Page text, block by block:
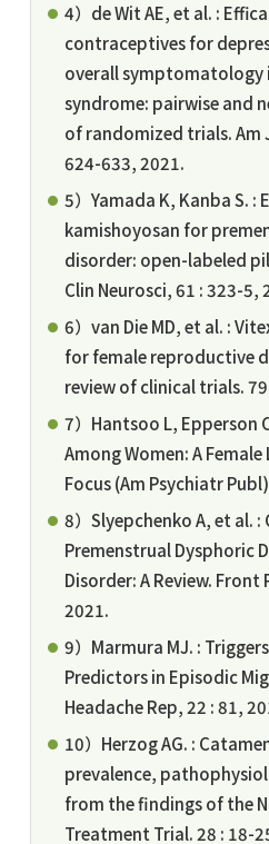
4）de Wit AE, et al. :
contraceptives for
overall symptomatology
syndrome: pairwise and
of randomized trials. Am
624-633, 2021.
5）Yamada K, Kanba S. :
kamishoyosan for
disorder: open-labeled
Clin Neurosci, 61 : 323-5,
6）van Die MD, et al. :
for female reproductive
review of clinical trials.
7）Hantsoo L, Epperson
Among Women: A
Focus (Am Psychiatr
8）Slyepchenko A, et al.
Premenstrual Dysphoric
Disorder: A Review.
2021.
9）Marmura MJ. :
Predictors in Episodic
Headache Rep, 22 : 81,
10）Herzog AG. :
prevalence,
from the findings of the
Treatment Trial. 28 : 18-